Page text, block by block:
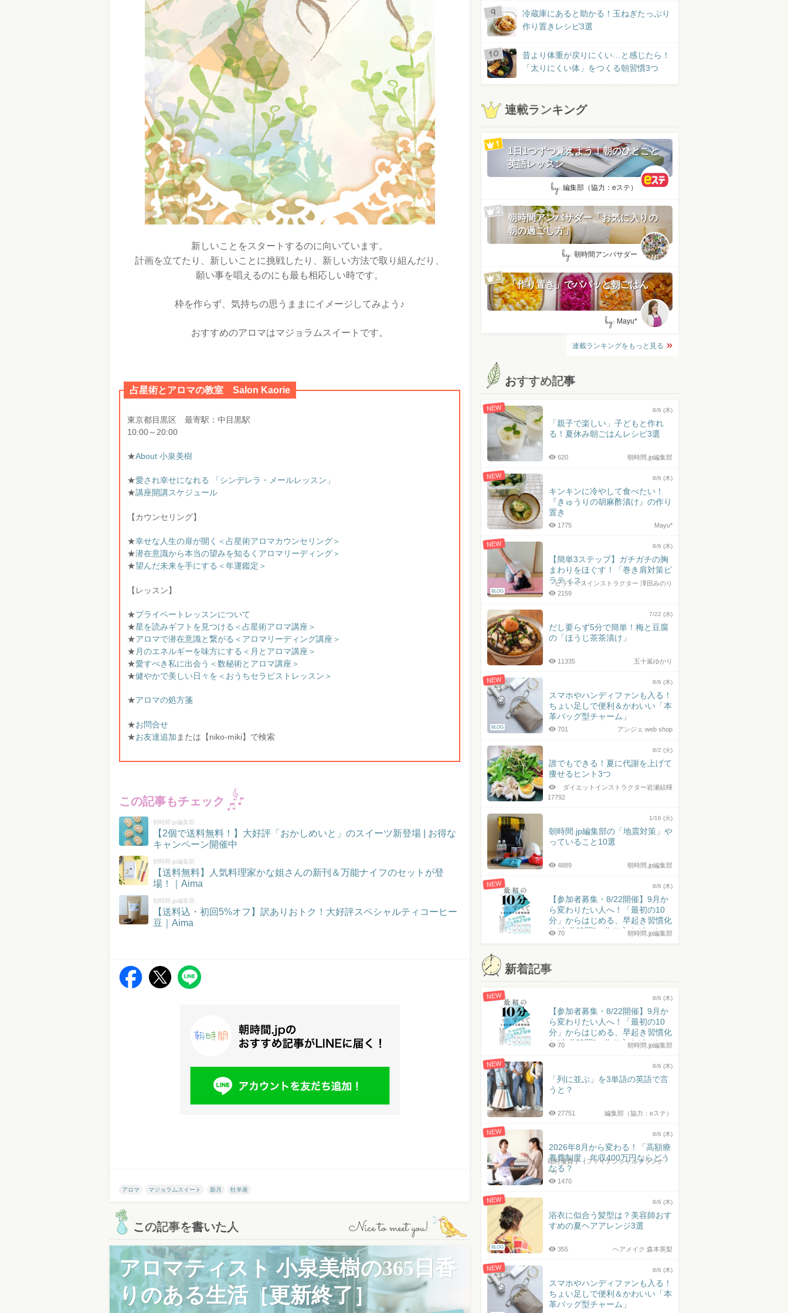
新しいことをスタートするのに向いています。
計画を立てたり、新しいことに挑戦したり、新しい方法で取り組んだり、
願い事を唱えるのにも最も相応しい時です。
枠を作らず、気持ちの思うままにイメージしてみよう♪
おすすめのアロマはマジョラムスイートです。
占星術とアロマの教室 Salon Kaorie
東京都目黒区 最寄駅：中目黒駅
10:00～20:00
★About 小泉美樹
★愛され幸せになれる 「シンデレラ・メールレッスン」
★講座開講スケジュール
【カウンセリング】
★幸せな人生の扉が開く＜占星術アロマカウンセリング＞
★潜在意識から本当の望みを知るくアロマリーディング＞
★望んだ未来を手にする＜年運鑑定＞
【レッスン】
★プライベートレッスンについて
★星を読みギフトを見つける＜占星術アロマ講座＞
★アロマで潜在意識と繋がる＜アロマリーディング講座＞
★ 月のエネルギーを味方にする＜月とアロマ講座＞
★愛すべき私に出会う＜数秘術とアロマ講座＞
★健やかで美しい日々を＜おうちセラピストレッスン＞
★アロマの処方箋
★お問合せ
★お友達追加 または【niko-miki】で検索
この記事もチェック
朝時間.jp編集部
【2個で送料無料！】大好評「おかしめいと」のスイーツ新登場 | お得な
キャンペーン開催中
朝時間.jp編集部
【送料無料】人気料理家かな姐さんの新刊＆万能ナイフのセットが登
場！｜Aima
朝時間.jp編集部
【送料込・初回5%オフ】訳ありおトク！大好評スペシャルティコーヒー
豆｜Aima
アロマ マジョラムスイート 新月 牡羊座
この記事を書いた人 Nice to meet you!
アロマティスト 小泉美樹の365日香
りのある生活［更新終了］
冷蔵庫にあると助かる！玉ねぎたっぷり
作り置きレシピ3選
昔より体重が戻りにくい…と感じたら！
「太りにくい体」をつくる朝習慣3つ
連載ランキング
1日1つずつ覚えよう！朝のひとこと
英語レッスン
by: 編集部（協力：eステ）
朝時間アンバサダー「お気に入りの
朝の過ごし方」
by: 朝時間アンバサダー
「作り置き」でパパッと朝ごはん
by: Mayu*
連載ランキングをもっと見る
おすすめ記事
NEW 8/6 (木)
「親子で楽しい」子どもと作れ
る！夏休み朝ごはんレシピ3選
朝時間.jp編集部
620
NEW 8/6 (木)
キンキンに冷やして食べたい！
『きゅうりの胡麻酢漬け』の作り
置き
Mayu*
1775
NEW
BLOG
8/6 (木)
【簡単3ステップ】ガチガチの胸
まわりをほぐす！「巻き肩対策ピ
ラティス」
ピラティスインストラクター 澤田みのり
2159
7/22 (水)
だし要らず5分で簡単！梅と豆腐
の「ほうじ茶茶漬け」
五十嵐ゆかり
11335
NEW
BLOG
8/6 (木)
スマホやハンディファンも入る！
ちょい足しで便利＆かわいい「本
革バッグ型チャーム」
アンジェ web shop
701
8/2 (火)
誰でもできる！夏に代謝を上げて
痩せるヒント3つ
ダイエットインストラクター岩瀬結暉
17792
1/16 (火)
朝時間.jp編集部の「地震対策」や
っていること10選
朝時間.jp編集部
4889
NEW 8/6 (木)
【参加者募集・8/22開催】9月か
ら変わりたい人へ！「最初の10
分」からはじめる、早起き習慣化
と“自分時間”の作り方｜ゲスト：
朝時間.jp編集部
70
新着記事
NEW 8/6 (木)
【参加者募集・8/22開催】9月か
ら変わりたい人へ！「最初の10
分」からはじめる、早起き習慣化
と“自分時間”の作り方｜ゲスト：
朝時間.jp編集部
70
NEW 8/6 (木)
「列に並ぶ」を3単語の英語で言
うと？
編集部（協力：eステ）
27751
NEW 8/6 (木)
2026年8月から変わる！「高額療
養費制度」年収400万円ならどう
なる？
稲村優貴子（ファイナンシャルプランナ
ー）
1470
NEW
BLOG
8/6 (木)
浴衣に似合う髪型は？美容師おす
すめの夏ヘアアレンジ3選
ヘアメイク 森本英梨
355
NEW 8/6 (木)
スマホやハンディファンも入る！
ちょい足しで便利＆かわいい「本
革バッグ型チャーム」